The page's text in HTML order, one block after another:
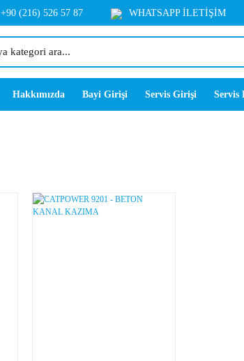
+90 (216) 526 57 87 WHATSAPP İLETİŞİM
Hakkımızda Bayi Girişi Servis Girişi Servis